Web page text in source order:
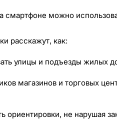
смартфоне можно
расскажут, как:
улицы и подъезды жилых
магазинов и торговых
ориентировки, не нарушая